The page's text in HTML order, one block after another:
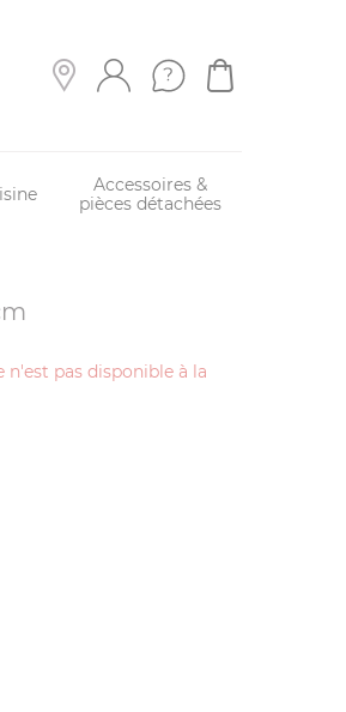
Accessoires &
pièces détachées
n'est pas disponible à la